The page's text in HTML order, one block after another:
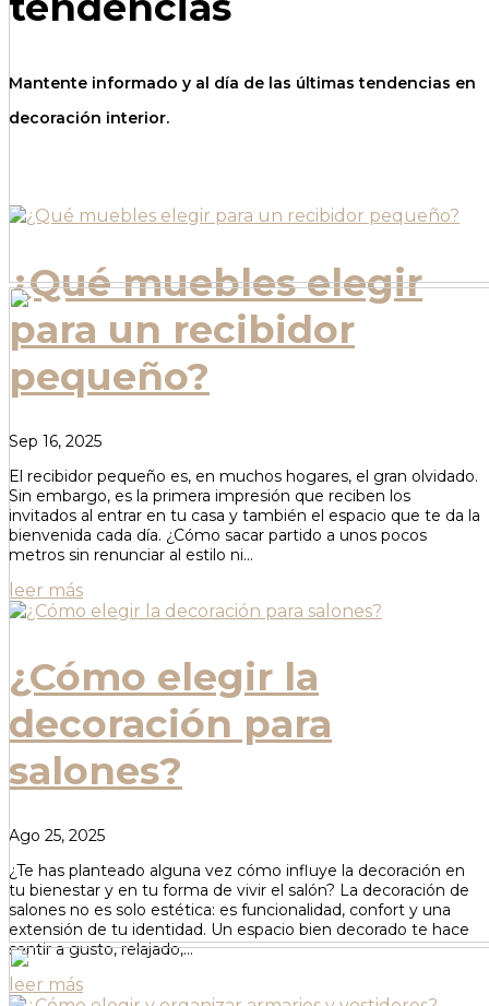
Mantente informado y al día de las últimas tendencias en
decoración interior.
¿Qué muebles elegir
para un recibidor
pequeño?
Sep 16, 2025
El recibidor pequeño es, en muchos hogares, el gran olvidado.
Sin embargo, es la primera impresión que reciben los
invitados al entrar en tu casa y también el espacio que te da la
bienvenida cada día. ¿Cómo sacar partido a unos pocos
metros sin renunciar al estilo ni...
leer más
¿Cómo elegir la
decoración para
salones?
Ago 25, 2025
¿Te has planteado alguna vez cómo influye la decoración en
tu bienestar y en tu forma de vivir el salón? La decoración de
salones no es solo estética: es funcionalidad, confort y una
extensión de tu identidad. Un espacio bien decorado te hace
sentir a gusto, relajado,...
leer más